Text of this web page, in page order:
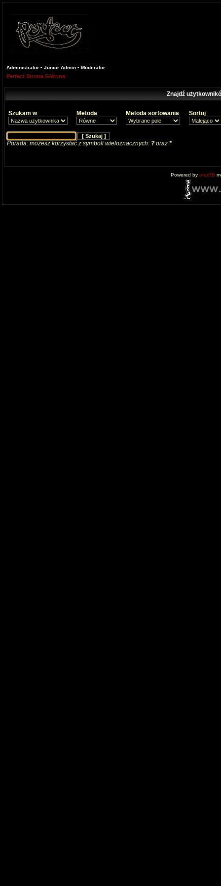
Administrator • Junior Admin • Moderator
Perfect Strona Główna
Znajdź
Szukam w Metoda Metoda sortowania Sortuj
Porada: możesz korzystać z symboli wieloznacznych: ? oraz *
Powered by phpBB